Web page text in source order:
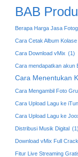
BAB
Berapa Harga Jasa
Cara Cetak Album Kolase
Cara Download vMix (1)
Cara mendapatkan akun
Cara Menentukan
Cara Mengambil Foto
Cara Upload Lagu ke
Cara Upload Lagu ke
Distribusi Musik Digital (1)
Download vMix Full Crack
Fitur Live Streaming